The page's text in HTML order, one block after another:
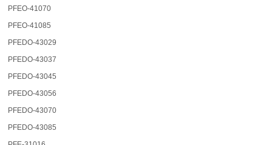
PFEO-41070
PFEO-41085
PFEDO-43029
PFEDO-43037
PFEDO-43045
PFEDO-43056
PFEDO-43070
PFEDO-43085